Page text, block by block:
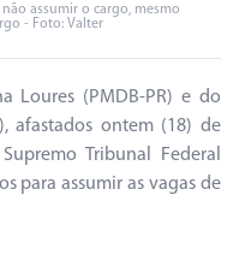
assumir o cargo, mesmo
- Foto: Valter
Loures (PMDB-PR) e do
afastados ontem (18) de
Tribunal Federal
para assumir as vagas de